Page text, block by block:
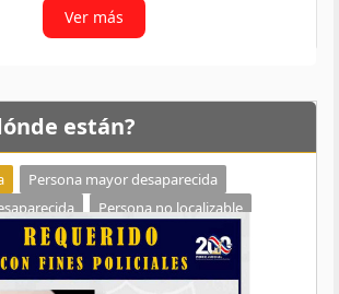
Ver más
están?
Persona mayor desaparecida
Persona no localizable